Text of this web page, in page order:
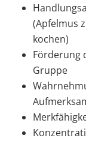
(Apfelmus
kochen)
Förderung
Gruppe